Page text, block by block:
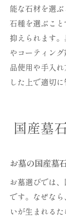
能な石材を選
石種を選ぶこ
抑えられます
やコーティン
品使用や手入
した上で適切に
国産墓
お墓の国産墓
お墓選びでは
です。なぜな
いが生まれる